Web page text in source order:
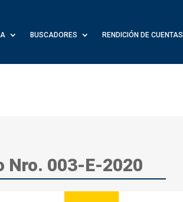
BUSCADORES RENDICIÓN DE CUENTAS
Nro. 003-E-2020